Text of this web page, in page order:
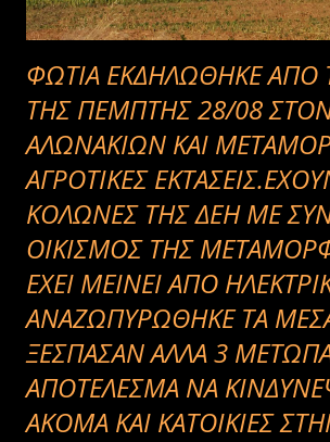
ΦΩΤΙΑ ΕΚΔΗΛΩΘΗΚΕ ΑΠΟ
ΤΗΣ ΠΕΜΠΤΗΣ 28/08
ΑΛΩΝΑΚΙΩΝ ΚΑΙ
ΑΓΡΟΤΙΚΕΣ
ΚΟΛΩΝΕΣ ΤΗΣ ΔΕΗ ΜΕ
ΟΙΚΙΣΜΟΣ ΤΗΣ
ΕΧΕΙ ΜΕΙΝΕΙ ΑΠΟ
ΑΝΑΖΩΠΥΡΩΘΗΚΕ ΤΑ
ΞΕΣΠΑΣΑΝ ΑΛΛΑ 3
ΑΠΟΤΕΛΕΣΜΑ ΝΑ
ΑΚΟΜΑ ΚΑΙ ΚΑΤΟΙΚΙΕΣ